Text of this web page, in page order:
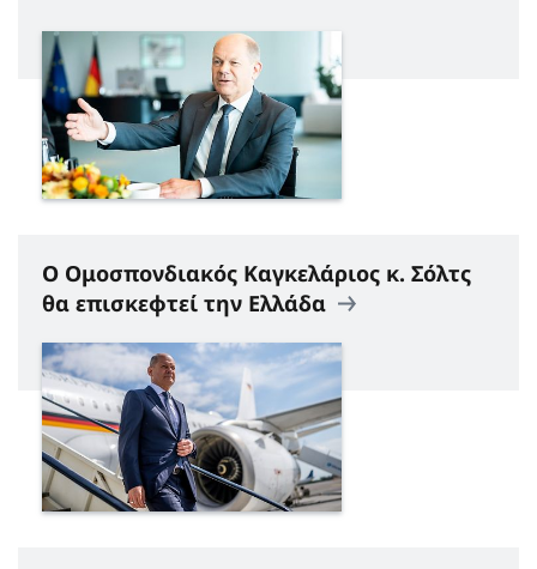
Ο Ομοσπονδιακός Καγκελάριος κ. Σόλτς
θα επισκεφτεί την Ελλάδα